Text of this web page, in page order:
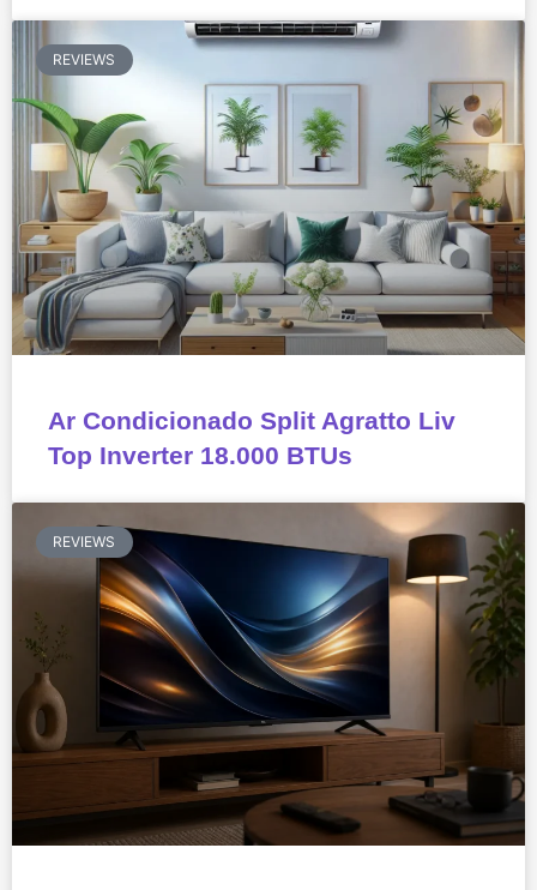
REVIEWS
Ar Condicionado Split Agratto Liv
Top Inverter 18.000 BTUs
REVIEWS